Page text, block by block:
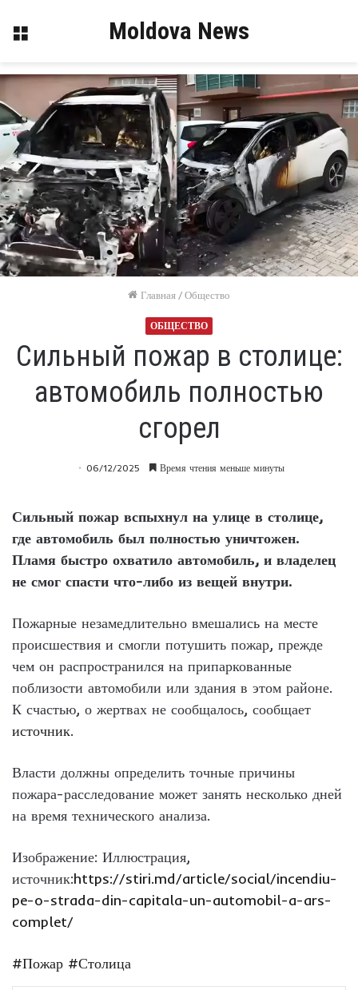
Меню Moldova News
Главная /Общество
ОБЩЕСТВО
Сильный пожар в столице:
автомобиль полностью
сгорел
06/12/2025 Время чтения меньше минуты
Сильный пожар вспыхнул на улице в столице,
где автомобиль был полностью уничтожен.
Пламя быстро охватило автомобиль, и владелец
не смог спасти что-либо из вещей внутри.
Пожарные незамедлительно вмешались на месте
происшествия и смогли потушить пожар, прежде
чем он распространился на припаркованные
поблизости автомобили или здания в этом районе.
К счастью, о жертвах не сообщалось, сообщает
источник.
Власти должны определить точные причины
пожара-расследование может занять несколько дней
на время технического анализа.
Изображение: Иллюстрация,
источник:https://stiri.md/article/social/incendiu-
pe-o-strada-din-capitala-un-automobil-a-ars-
complet/
#Пожар #Столица